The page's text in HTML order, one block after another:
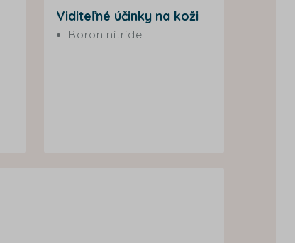
Viditeľné účinky na koži
Boron nitride